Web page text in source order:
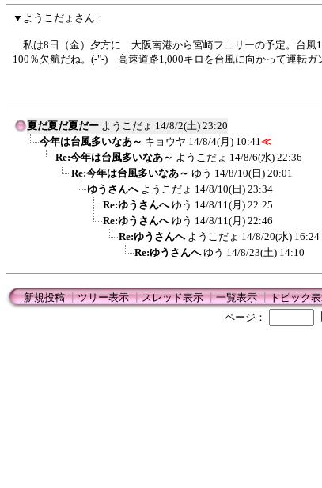
▼ようこだょさん：
私は8日（金）夕方に 大阪南港から宮崎フェリーの予定。台風
100％欠航だね。(-"-) 高速道路1,000キロを台風に向かって運転ガ
夏だ夏だ夏だー ようこだょ 14/8/2(土) 23:20
今年は台風多いなあ～ キョウヤ 14/8/4(月) 10:41≪
Re:今年は台風多いなあ～ ようこだょ 14/8/6(水) 22:36
Re:今年は台風多いなあ～ ゆう 14/8/10(日) 20:01
ゆうさんへ ようこだょ 14/8/10(日) 23:34
Re:ゆうさんへ ゆう 14/8/11(月) 22:25
Re:ゆうさんへ ゆう 14/8/11(月) 22:46
Re:ゆうさんへ ようこだょ 14/8/20(水) 16:24
Re:ゆうさんへ ゆう 14/8/23(土) 14:10
新規投稿┃ツリー表示┃スレッド表示┃一覧表示┃トピック
ページ：